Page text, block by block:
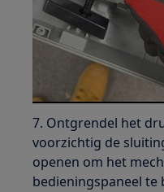
7. Ontgrendel het
voorzichtig de
openen om het
bedieningspaneel te